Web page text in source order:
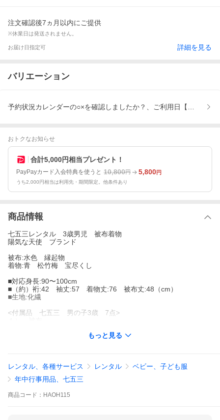
注文確認後7ヵ月以内にご提供
※休業日は発送されません。
お届け日指定可 詳細を見る
バリエーション
予約状況カレンダーの○×を確認しましたか？、ご利用日【年月】
おトクなお知らせ
合計5,000円相当プレゼント！
PayPayカード入会特典を使うと 10,800円 5,800円
うち2,000円相当は利用先・期間限定。他条件あり
商品情報
七五三レンタル 3歳男児 被布着物
陽気な天使 ブランド
被布:水色 縁起物
着物:青 松竹梅 宝尽くし
■対応身長:90〜100cm
■（約）裄:42 袖丈:57 着物丈:76 被布丈:48（cm）
■生地:化繊
<付属品 七五三 男の子3歳 7点>
７） 簡単着せ方マニュアル
※商品写真は撮影状況、お客様の表示環境等により実物と印象の
異なる場合がございます。あらかじめご了承ください。
※画像の小物類は、撮影用の為お付けする物と異なります。
もっと見る
レンタル、各種サービス レンタル
ベビー、子ども服
年中行事用品、七五三
商品 コード： HAOH115